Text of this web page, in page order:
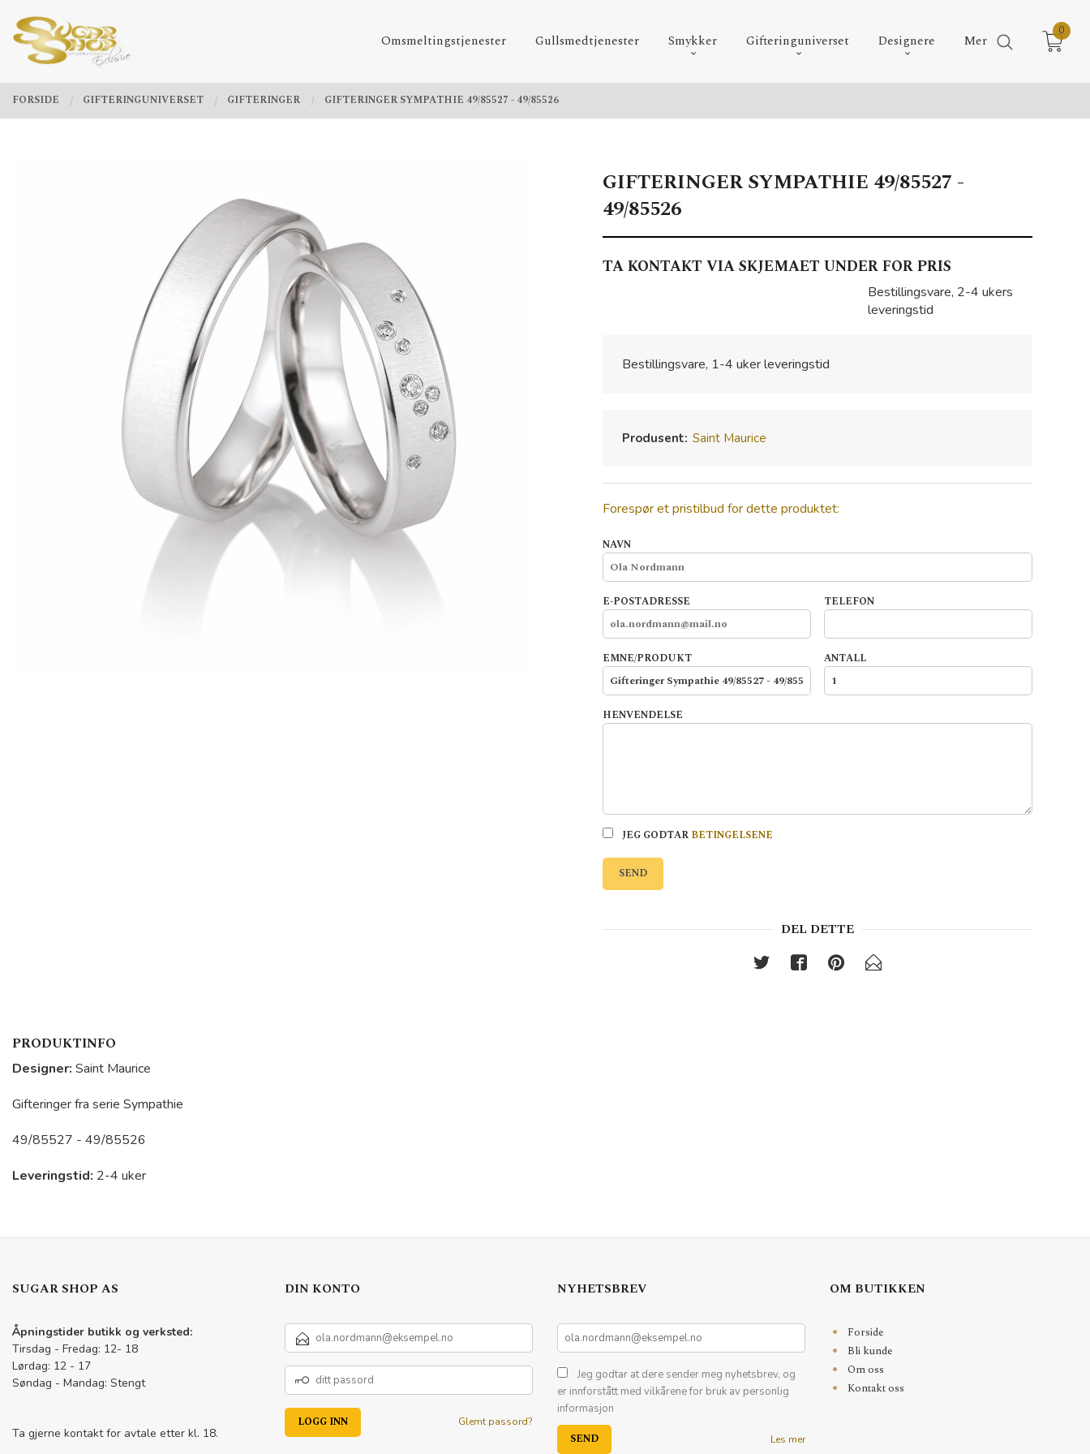
innholdet
PRODUKTER
Omsmeltingstjenester Gullsmedtjenester Smykker Gifteringuniverset Designere Mer
Lukk
0
FORSIDE GIFTERINGUNIVERSET GIFTERINGER GIFTERINGER SYMPATHIE 49/85527 - 49/85526
GIFTERINGER SYMPATHIE 49/85527 -
49/85526
TA KONTAKT VIA SKJEMAET UNDER FOR PRIS
Bestillingsvare, 2-4 ukers
leveringstid
Bestillingsvare, 1-4 uker leveringstid
Produsent: Saint Maurice
Forespør et pristilbud for dette produktet:
NAVN
E-POSTADRESSE TELEFON
EMNE/PRODUKT ANTALL
HENVENDELSE
JEG GODTAR BETINGELSENE
SEND
DEL DETTE
PRODUKTINFO
Designer: Saint Maurice
Gifteringer fra serie Sympathie
49/85527 - 49/85526
Leveringstid: 2-4 uker
SUGAR SHOP AS
Åpningstider butikk og verksted:
Tirsdag - Fredag: 12- 18
Lørdag: 12 - 17
Søndag - Mandag: Stengt
Ta gjerne kontakt for avtale etter kl. 18.
DIN KONTO
E-
POSTADRESSE
DITT
PASSORD
Glemt passord?
NYHETSBREV
Jeg godtar at dere sender meg nyhetsbrev, og
er innforstått med vilkårene for bruk av personlig
informasjon
Les mer
OM BUTIKKEN
Forside
Bli kunde
Om oss
Kontakt oss